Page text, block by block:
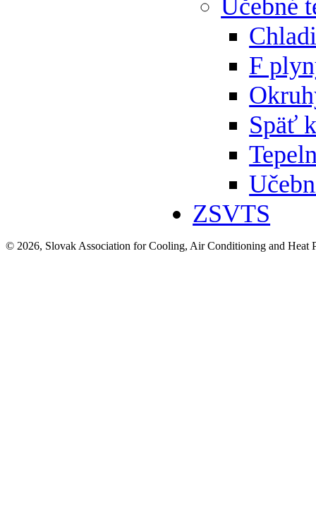
Učebné
F
Späť
ZSVTS
© 2026, Slovak Association for Cooling, Air Conditioning and Heat